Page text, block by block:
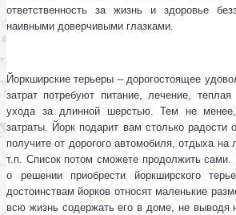
ответственность за жизнь и здоровье
наивными доверчивыми глазками.
Йоркширские терьеры – дорогостоящее
затрат потребуют питание, лечение,
ухода за длинной шерстью. Тем не
затраты. Йорк подарит вам столько радости
получите от дорогого автомобиля, отдыха на
т.п. Список потом сможете продолжить
о решении приобрести йоркширского
достоинствам йорков относят маленькие
всю жизнь содержать его в доме, не выводя